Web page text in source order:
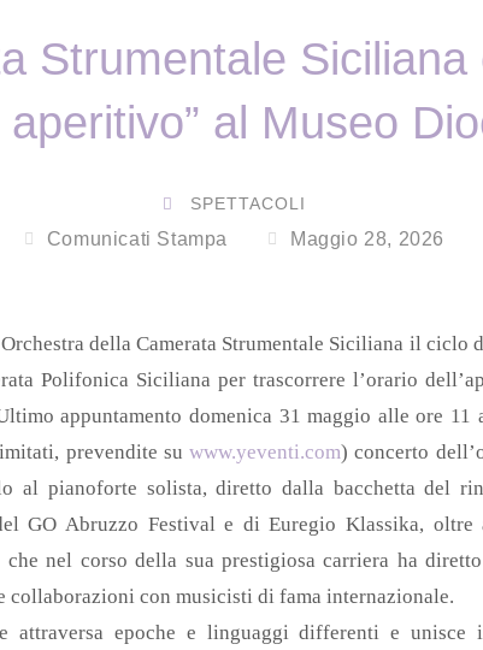
Strumentale Siciliana
al Museo
SPETTACOLI
Comunicati Stampa Maggio 28, 2026
della Camerata Strumentale Siciliana il
Polifonica Siciliana per trascorrere l’orario
appuntamento domenica 31 maggio alle ore 11
prevendite suwww.yeventi.com) concerto
al pianoforte solista, diretto dalla bacchetta del
GO Abruzzo Festival e di Euregio Klassika, oltre
nel corso della sua prestigiosa carriera ha
collaborazioni con musicisti di fama internazionale.
attraversa epoche e linguaggi differenti e